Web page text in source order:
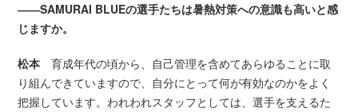
――SAMURAI BLUEの選手たちは暑熱対策への意識も高いと感
じますか。
松本 育成年代の頃から、自己管理を含めてあらゆることに取
り組んできていますので、自分にとって何が有効なのかをよく
把握しています。われわれスタッフとしては、選手を支えるた